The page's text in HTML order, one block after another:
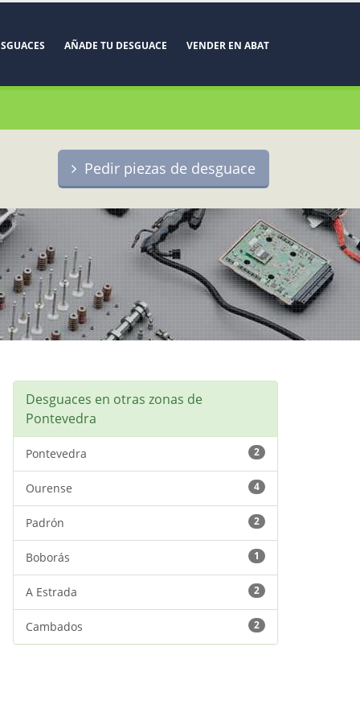
AÑADE TU DESGUACE VENDER EN ABAT
Pedir piezas de desguace
Desguaces en otras zonas de
Pontevedra
Pontevedra 2
Ourense 4
Padrón 2
Boborás 1
A Estrada 2
Cambados 2